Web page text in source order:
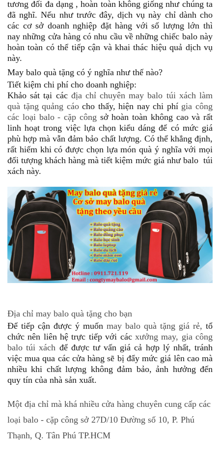
tương đối đa dạng , hoàn toàn không giống như chúng ta
đã nghĩ. Nếu như trước đây, dịch vụ này chỉ dành cho
các cơ sở doanh nghiệp đặt hàng với số lượng lớn thì
nay những cửa hàng có nhu cầu về những chiếc balo này
hoàn toàn có thể tiếp cận và khai thác hiệu quả dịch vụ
này.
May balo quà tặng có ý nghĩa như thế nào?
Tiết kiệm chi phí cho doanh nghiệp:
Khảo sát tại các địa chỉ chuyên may balo túi xách làm
quà tặng quảng cáocho thấy, hiện nay chi phí gia công
các loại balo - cặp công sở hoàn toàn không cao và rất
linh hoạt trong việc lựa chọn kiểu dáng để có mức giá
phù hợp mà vẫn đảm bảo chất lượng. Có thể khẳng định,
rất hiếm khi có được chọn lựa món quà ý nghĩa với mọi
đối tượng khách hàng mà tiết kiệm mức giá như balo túi
xách này.
Địa chỉ may balo quà tặng cho bạn
Để tiếp cận được ý muốn may balo quà tặng giá rẻ, tổ
chức nên liên hệ trực tiếp với các xưởng may, gia công
balo túi xách để được tư vấn giá cả hợp lý nhất, tránh
việc mua qua các cửa hàng sẽ bị đẩy mức giá lên cao mà
nhiều khi chất lượng không đảm bảo, ảnh hưởng đến
quy tín của nhà sản xuất.
Một địa chỉ mà khá nhiều cửa hàng chuyên cung cấp các
loại balo - cặp công sở 27D/10 Đường số 10, P. Phú
Thạnh, Q. Tân Phú TP.HCM